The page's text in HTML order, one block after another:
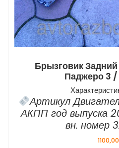
Брызговик
Паджеро 3
Артикул
АКПП год выпуска
вн. номер
1100,00